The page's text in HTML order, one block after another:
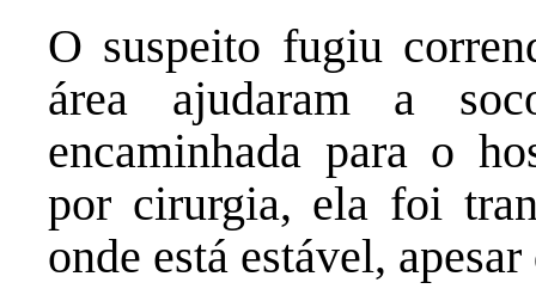
O suspeito fugiu
área ajudaram a
encaminhada para o
por cirurgia, ela foi
onde está estável,